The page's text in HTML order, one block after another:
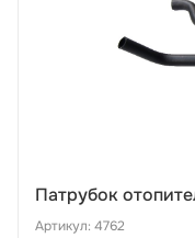
Патрубок
Артикул: 4762